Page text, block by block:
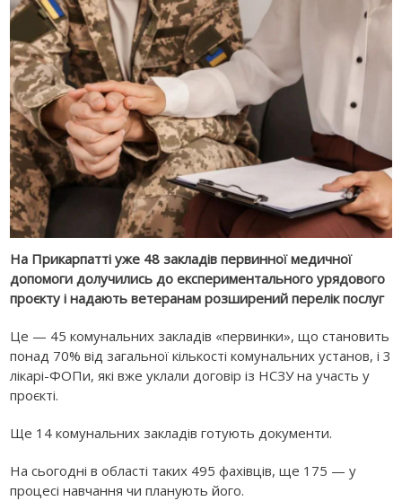
На Прикарпатті уже 48 закладів первинної медичної
допомоги долучились до експериментального урядового
проєкту і надають ветеранам розширений перелік послуг
Це — 45 комунальних закладів «первинки», що становить
понад 70% від загальної кількості комунальних установ, і 3
лікарі-ФОПи, які вже уклали договір із НСЗУ на участь у
проєкті.
Ще 14 комунальних закладів готують документи.
На сьогодні в області таких 495 фахівців, ще 175 — у
процесі навчання чи планують його.